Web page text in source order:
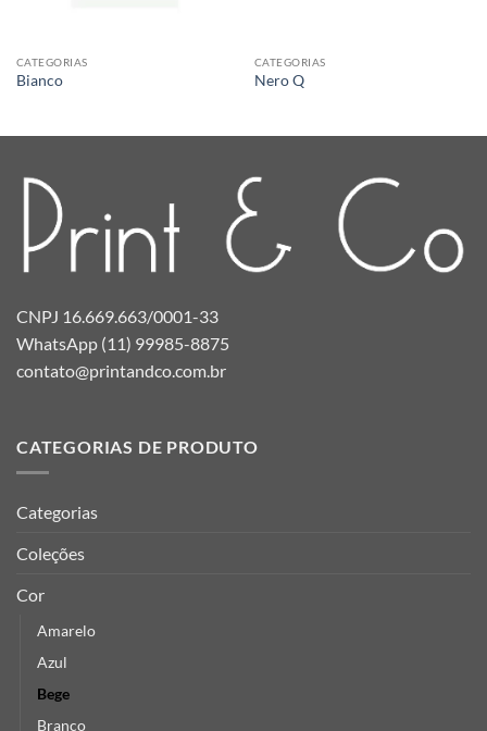
CATEGORIAS
Bianco
CATEGORIAS
Nero Q
CNPJ 16.669.663/0001-33
WhatsApp (11) 99985-8875
contato@printandco.com.br
CATEGORIAS DE PRODUTO
Categorias
Coleções
Cor
Amarelo
Azul
Bege
Branco